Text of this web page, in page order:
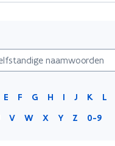
E F G H I J K L
V W X Y Z 0-9